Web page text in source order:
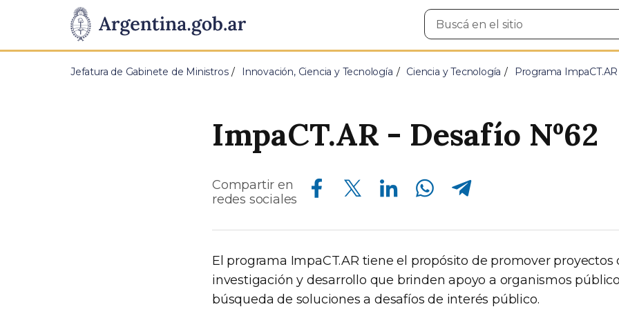
Presidencia
de
Pasar al contenido principal
Buscar
en
Jefatura de Gabinete de Ministros Innovación, Ciencia y Tecnología Ciencia y Tecnología Programa ImpaCT.AR
ImpaCT.AR - Desafío Nº62
Compartir en
redes sociales
Compartir en Facebook Compartir en Twitter Compartir en Linkedin Compartir en Whatsapp Compartir en Telegram
El programa ImpaCT.AR tiene el propósito de promover proyectos
investigación y desarrollo que brinden apoyo a organismos
búsqueda de soluciones a desafíos de interés público.